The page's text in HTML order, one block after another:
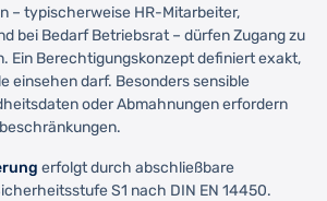
– typischerweise HR-Mitarbeiter,
bei Bedarf Betriebsrat – dürfen Zugang zu
Ein Berechtigungskonzept definiert exakt,
einsehen darf. Besonders sensible
oder Abmahnungen erfordern
erfolgt durch abschließbare
S1 nach DIN EN 14450.